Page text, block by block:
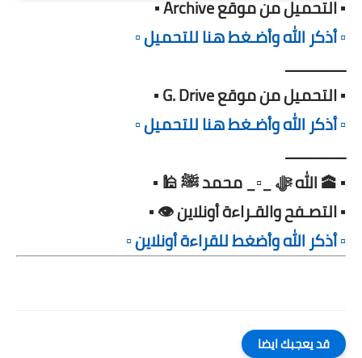
▪️ التحميل من موقع Archive ▪️
▫️ أذكر الله وأضـغط هنا للتحميل ▫️
ـــــــــــــــ
▪️ التحميل من موقع G. Drive ▪️
▫️ أذكر الله وأضـغط هنا للتحميل ▫️
ـــــــــــــــ
▪️ 🕋 الله ﷻ _▫️_ محمد ﷺ 🕌 ▪️
▪️ التصـفح والقـراءة أونلاين 👁️ ▪️
▫️ أذكر الله وأضغط للقراءة أونلاين ▫️
قد يعجبك ايضا